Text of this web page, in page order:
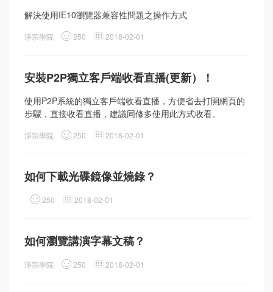
解決使用IE10瀏覽器兼容性問題之操作方式
淨宗學院 250 2018-02-01
安裝P2P獨立客戶端收看直播(更新）！
使用P2P系統的獨立客戶端收看直播，方便省去打開網頁的
步驟，直接收看直播，建議同修多使用此方式收看。
淨宗學院 250 2018-02-01
如何下載光碟鏡像並燒錄？
250 2018-02-01
如何瀏覽講演字幕文稿？
淨宗學院 250 2018-02-01